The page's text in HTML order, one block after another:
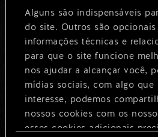
Alguns são indispensáveis
do site. Outros são opcionais
informações técnicas e
para que o site funcione
nos ajudar a alcançar você,
mídias sociais, com algo que
interesse, podemos
nossos cookies com os
esses cookies adicionais
ser muito
Dê um nome para este
um guia
Editar